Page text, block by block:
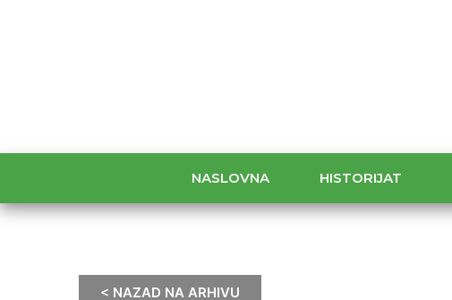
NASLOVNA HISTORIJAT
< NAZAD NA ARHIVU